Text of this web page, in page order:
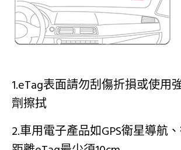
1.eTag表面請勿刮傷折損或使用
劑擦拭
2.車用電子產品如GPS衛星導航